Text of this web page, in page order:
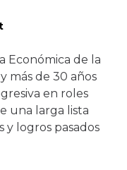
Económica de la
más de 30 años
en roles
una larga lista
y logros pasados